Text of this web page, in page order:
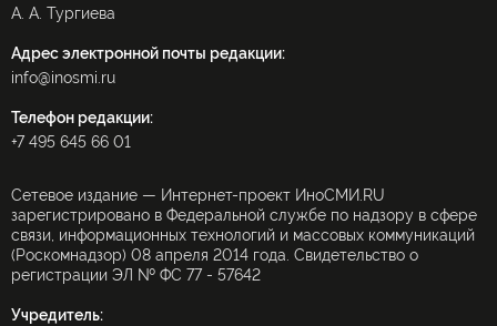
А. А. Тургиева
Адрес электронной почты редакции:
info@inosmi.ru
Телефон редакции:
+7 495 645 66 01
Сетевое издание — Интернет-проект ИноСМИ.RU
зарегистрировано в Федеральной службе по надзору в сфере
связи, информационных технологий и массовых коммуникаций
(Роскомнадзор) 08 апреля 2014 года. Свидетельство о
регистрации ЭЛ № ФС 77 - 57642
Учредитель: